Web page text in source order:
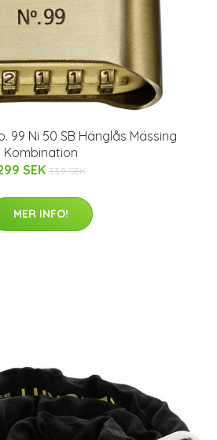
99 Ni 50 SB Hänglås Mässing
Kombination
SEK 339 SEK
MER INFO!